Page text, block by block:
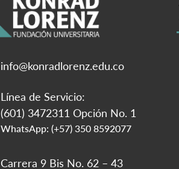
info@konradlorenz.edu.co
Línea de Servicio:
(601) 3472311 Opción No. 1
WhatsApp: (+57) 350 8592077
Carrera 9 Bis No. 62 – 43